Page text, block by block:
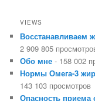
VIEWS
Восстанавливаем
2 909 805
Обо мне - 158 002
Нормы Омега-3
143 103 просмотров
Опасность приема